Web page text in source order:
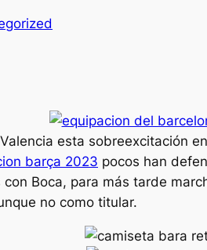
esta sobreexcitación
barça 2023 pocos han
Boca, para más tarde
no como titular.